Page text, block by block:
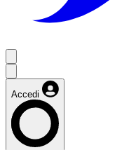
Accedi